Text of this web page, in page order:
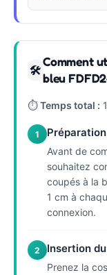
🛠
Comment
bleu
⏱Temps total :
1
Avant de
souhaitez
coupés à la
1 cm à
connexion.
2 Insertion
Prenez la